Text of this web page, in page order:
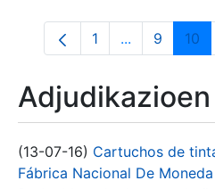
Orrialdea
1 ...Intermediate
Orrialdea
9 10
(13-07-16) Cartuchos de
Fábrica Nacional De